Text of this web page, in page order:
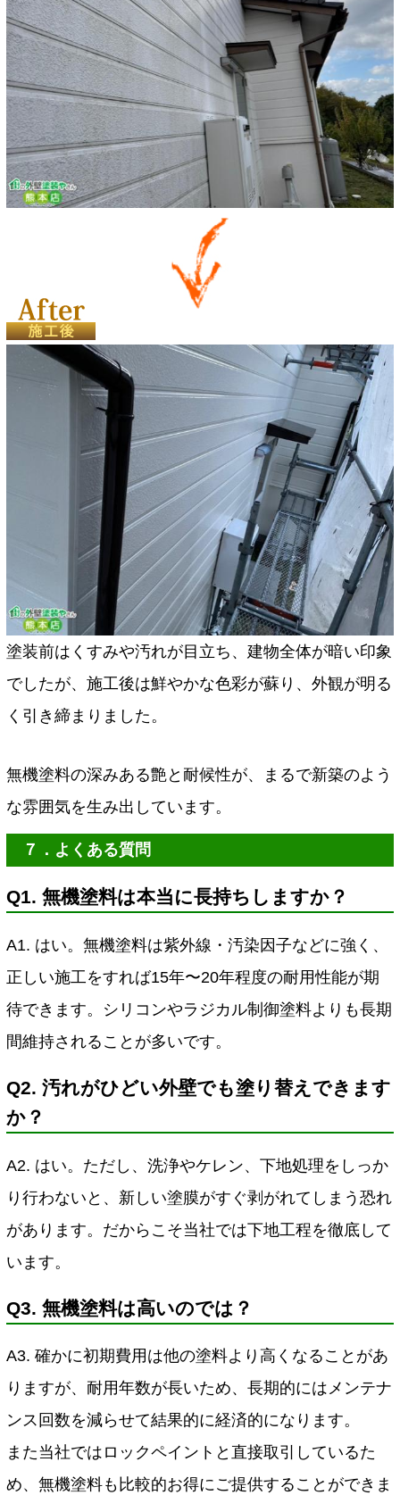
塗装前はくすみや汚れが目立ち、建物全体が暗い印象
でしたが、施工後は鮮やかな色彩が蘇り、外観が明る
く引き締まりました。
無機塗料の深みある艶と耐候性が、まるで新築のよう
な雰囲気を生み出しています。
７．よくある質問
Q1. 無機塗料は本当に長持ちしますか？
A1. はい。無機塗料は紫外線・汚染因子などに強く、
正しい施工をすれば15年〜20年程度の耐用性能が期
待できます。シリコンやラジカル制御塗料よりも長期
間維持されることが多いです。
Q2. 汚れがひどい外壁でも塗り替えできます
か？
A2. はい。ただし、洗浄やケレン、下地処理をしっか
り行わないと、新しい塗膜がすぐ剥がれてしまう恐れ
があります。だからこそ当社では下地工程を徹底して
います。
Q3. 無機塗料は高いのでは？
A3. 確かに初期費用は他の塗料より高くなることがあ
りますが、耐用年数が長いため、長期的にはメンテナ
ンス回数を減らせて結果的に経済的になります。
また当社ではロックペイントと直接取引しているた
め、無機塗料も比較的お得にご提供することができま